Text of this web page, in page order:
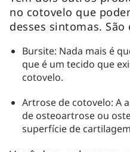
no cotovelo que
desses sintomas. São
Bursite: Nada mais é
que é um tecido que
cotovelo.
Artrose de cotovelo: A
de osteoartrose ou
superfície de